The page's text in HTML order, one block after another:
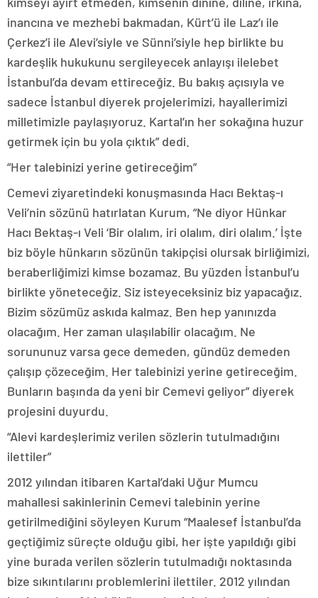
inancına ve mezhebi bakmadan, Kürt’ü ile Laz’ı ile
Çerkez’i ile Alevi’siyle ve Sünni’siyle hep birlikte bu
kardeşlik hukukunu sergileyecek anlayışı ilelebet
İstanbul’da devam ettireceğiz. Bu bakış açısıyla ve
sadece İstanbul diyerek projelerimizi, hayallerimizi
milletimizle paylaşıyoruz. Kartal’ın her sokağına huzur
getirmek için bu yola çıktık” dedi.
“Her talebinizi yerine getireceğim”
Cemevi ziyaretindeki konuşmasında Hacı Bektaş-ı
Veli’nin sözünü hatırlatan Kurum, “Ne diyor Hünkar
Hacı Bektaş-ı Veli ‘Bir olalım, iri olalım, diri olalım.’ İşte
biz böyle hünkarın sözünün takipçisi olursak birliğimizi,
beraberliğimizi kimse bozamaz. Bu yüzden İstanbul’u
birlikte yöneteceğiz. Siz isteyeceksiniz biz yapacağız.
Bizim sözümüz askıda kalmaz. Ben hep yanınızda
olacağım. Her zaman ulaşılabilir olacağım. Ne
sorununuz varsa gece demeden, gündüz demeden
çalışıp çözeceğim. Her talebinizi yerine getireceğim.
Bunların başında da yeni bir Cemevi geliyor” diyerek
projesini duyurdu.
“Alevi kardeşlerimiz verilen sözlerin tutulmadığını
ilettiler”
2012 yılından itibaren Kartal’daki Uğur Mumcu
mahallesi sakinlerinin Cemevi talebinin yerine
getirilmediğini söyleyen Kurum “Maalesef İstanbul’da
geçtiğimiz süreçte olduğu gibi, her işte yapıldığı gibi
yine burada verilen sözlerin tutulmadığı noktasında
bize sıkıntılarını problemlerini ilettiler. 2012 yılından